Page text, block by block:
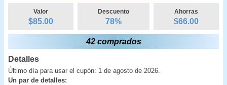
Valor
$85.00
Descuento
78%
Ahorras
$66.00
42 comprados
Detalles
Último día para usar el cupón: 1 de agosto de 2026.
Un par de detalles: